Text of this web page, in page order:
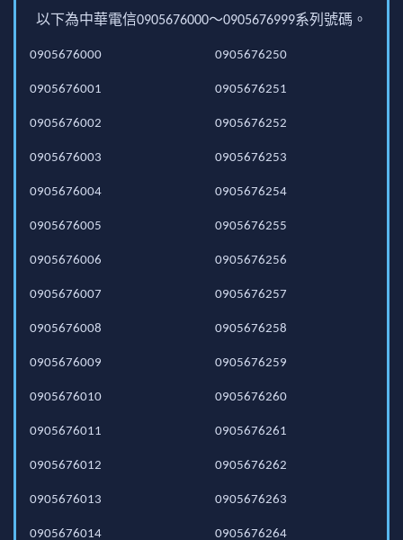
以下為中華電信0905676000～0905676999系列號碼。
0905676000
0905676001
0905676002
0905676003
0905676004
0905676005
0905676006
0905676007
0905676008
0905676009
0905676010
0905676011
0905676012
0905676013
0905676014
0905676250
0905676251
0905676252
0905676253
0905676254
0905676255
0905676256
0905676257
0905676258
0905676259
0905676260
0905676261
0905676262
0905676263
0905676264